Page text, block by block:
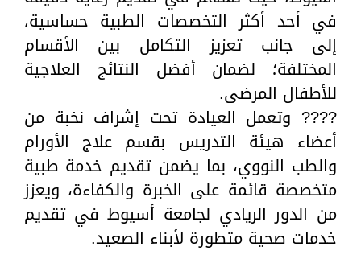
في أحد أكثر التخصصات الطبية حساسية،
إلى جانب تعزيز التكامل بين الأقسام
المختلفة؛ لضمان أفضل النتائج العلاجية
للأطفال المرضى.
???? وتعمل العيادة تحت إشراف نخبة من
أعضاء هيئة التدريس بقسم علاج الأورام
والطب النووي، بما يضمن تقديم خدمة طبية
متخصصة قائمة على الخبرة والكفاءة، ويعزز
من الدور الريادي لجامعة أسيوط في تقديم
خدمات صحية متطورة لأبناء الصعيد.